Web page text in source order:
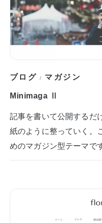
ブログ / マガジン
Minimaga Ⅱ
記事を書いて公開するだ
紙のように整っていく。
めのマガジン型テーマで